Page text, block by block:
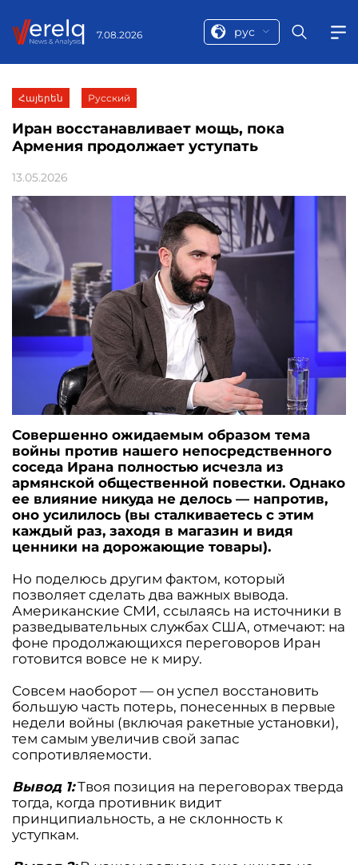
7.08.2026 рус
Հայերեն Русский
Иран восстанавливает мощь, пока
Армения продолжает уступать
13.05.2026
Совершенно ожидаемым образом тема
войны против нашего непосредственного
соседа Ирана полностью исчезла из
армянской общественной повестки. Однако
ее влияние никуда не делось — напротив,
оно усилилось (вы сталкиваетесь с этим
каждый раз, заходя в магазин и видя
ценники на дорожающие товары).
Но поделюсь другим фактом, который
позволяет сделать два важных вывода.
Американские СМИ, ссылаясь на источники в
разведывательных службах США, отмечают: на
фоне продолжающихся переговоров Иран
готовится вовсе не к миру.
Совсем наоборот — он успел восстановить
большую часть потерь, понесенных в первые
недели войны (включая ракетные установки),
тем самым увеличив свой запас
сопротивляемости.
Вывод 1:Твоя позиция на переговорах тверда
тогда, когда противник видит
принципиальность, а не склонность к
уступкам.